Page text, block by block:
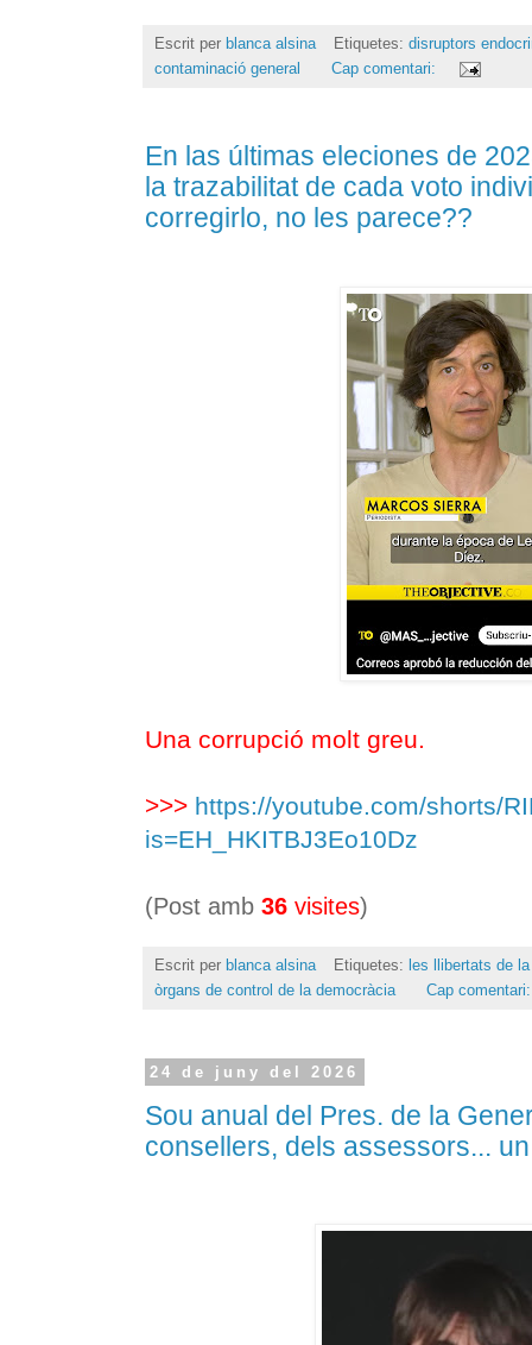
Escrit per blanca alsina Etiquetes: disruptors
contaminació general
Cap comentari:
En las últimas eleciones de
la trazabilitat de cada voto
corregirlo, no les parece??
Una corrupció molt greu.
>>> https://youtube.com/shorts/
is=EH_HKITBJ3Eo10Dz
(Post amb 36 visites)
Escrit per blanca alsina Etiquetes: les llibertats de
òrgans de control de la democràcia
Cap
24 de juny del 2026
Sou anual del Pres. de la
consellers, dels assessors...